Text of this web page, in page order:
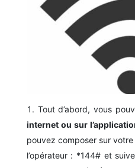
Tout d’abord, vous
internet ou sur
pouvez composer sur
l’opérateur : *144# et